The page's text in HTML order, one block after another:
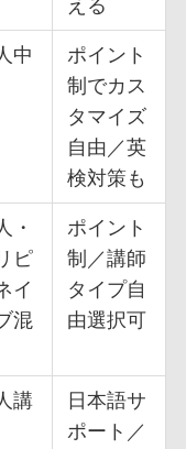
える
中
ポイント
制でカス
タマイズ
自由／英
検対策も
・
ピ
イ
混
ポイント
制／講師
タイプ自
由選択可
講
日本語サ
ポート／